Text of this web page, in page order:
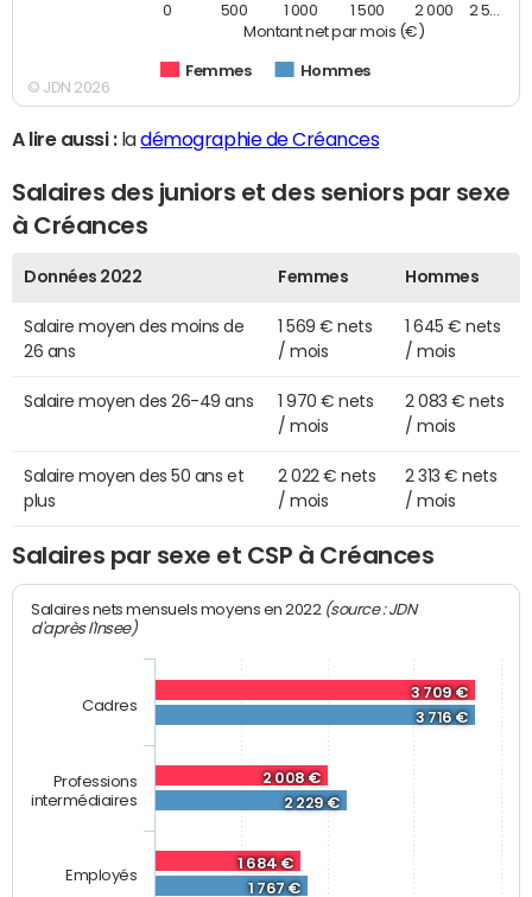
Montant net par mois (€)
Femmes Hommes
0 500 1 000 1 500 2 000 2 5…
© JDN 2026
A lire aussi :ladémographie de Créances
Salaires des juniors et des seniors par sexe
à Créances
Données 2022 Femmes Hommes
Salaire moyen des moins de
26 ans
1 569 € nets
/ mois
1 645 € nets
/ mois
Salaire moyen des 26-49 ans
1 970 € nets
/ mois
2 083 € nets
/ mois
Salaire moyen des 50 ans et
plus
2 022 € nets
/ mois
2 313 € nets
/ mois
Salaires par sexe et CSP à Créances
Salaires nets mensuels moyens en 2022 (source : JDN
d'après l'Insee)
3 709 €
2 008 €
1 684 €
3 716 €
2 229 €
1 767 €
Cadres
Professions
intermédiaires
Employés